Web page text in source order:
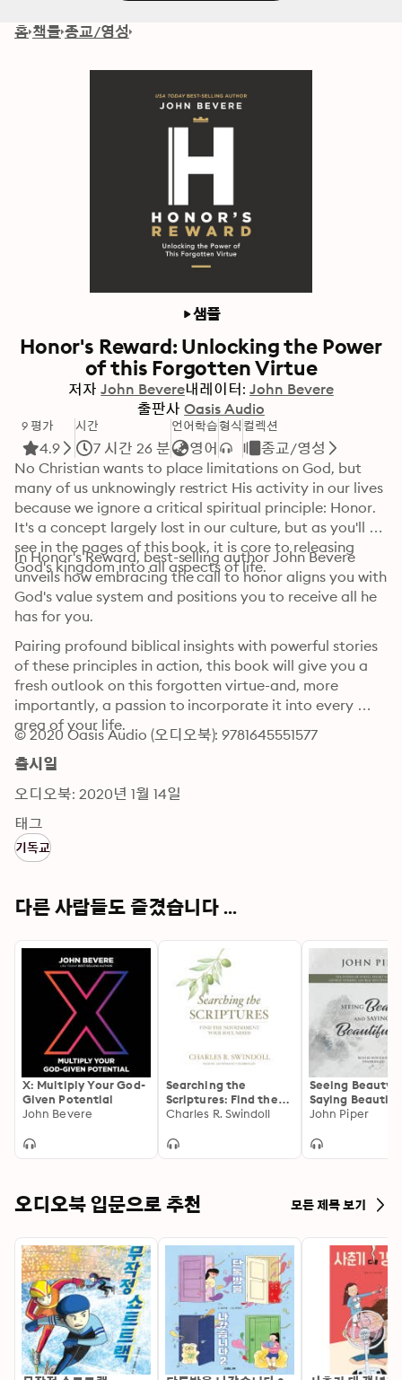
홈 책들 종교/영성
샘플
Honor's Reward: Unlocking the Power
of this Forgotten Virtue
저자 John Bevere내레이터: John Bevere
출판사 Oasis Audio
9 평가
4.9
시간
7 시간 26 분
언어학습
영어
형식 컬렉션
종교/영성
No Christian wants to place limitations on God, but
many of us unknowingly restrict His activity in our lives
because we ignore a critical spiritual principle: Honor.
It's a concept largely lost in our culture, but as you'll
see in the pages of this book, it is core to releasing
God's kingdom into all aspects of life.
In Honor's Reward, best-selling author John Bevere
unveils how embracing the call to honor aligns you with
God's value system and positions you to receive all he
has for you.
Pairing profound biblical insights with powerful stories
of these principles in action, this book will give you a
fresh outlook on this forgotten virtue-and, more
importantly, a passion to incorporate it into every
area of your life.
© 2020 Oasis Audio (오디오북): 9781645551577
출시일
오디오북: 2020년 1월 14일
태그
기독교
다른 사람들도 즐겼습니다 ...
X: Multiply Your God-
Given Potential
John Bevere
Searching the
Scriptures: Find the
Nourishment Your
Charles R. Swindoll
Seeing Beauty
Saying
The Power of
George
John Piper
오디오북 입문으로 추천 모든 제목 보기